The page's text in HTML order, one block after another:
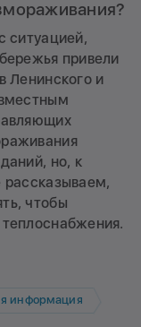
ситуацией,
привели
Ленинского и
но, к
чтобы
информация